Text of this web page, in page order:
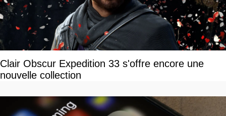
Clair Obscur Expedition 33 s'offre encore une
nouvelle collection